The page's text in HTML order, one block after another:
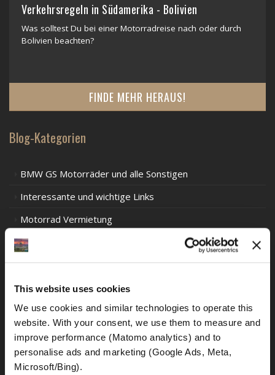
This website uses cookies
We use cookies and similar technologies to operate this
website. With your consent, we use them to measure and
improve performance (Matomo analytics) and to
personalise ads and marketing (Google Ads, Meta,
Microsoft/Bing).
Verkehrsregeln in Südamerika - Bolivien
Was solltest Du bei einer Motorradreise nach oder durch
Bolivien beachten?
FINDE MEHR HERAUS!
Blog-Kategorien
BMW GS Motorräder und alle Sonstigen
Interessante und wichtige Links
Motorrad Vermietung
Motorrad Touren
Tour Empfehlungen
Verkehrsregeln in Europa
Verkehrsregeln in Südamerika
Verkehrsregeln Ozeanien